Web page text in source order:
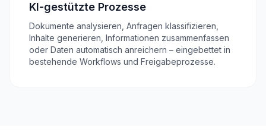
KI-gestützte Prozesse
Dokumente analysieren, Anfragen klassifizieren,
Inhalte generieren, Informationen zusammenfassen
oder Daten automatisch anreichern – eingebettet in
bestehende Workflows und Freigabeprozesse.